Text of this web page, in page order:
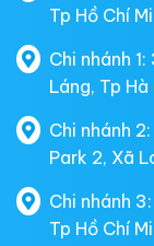
Tp Hồ Chí
Chi nhánh
Láng, Tp Hà
Chi nhánh
Park 2, Xã
Chi nhánh
Tp Hồ Chí